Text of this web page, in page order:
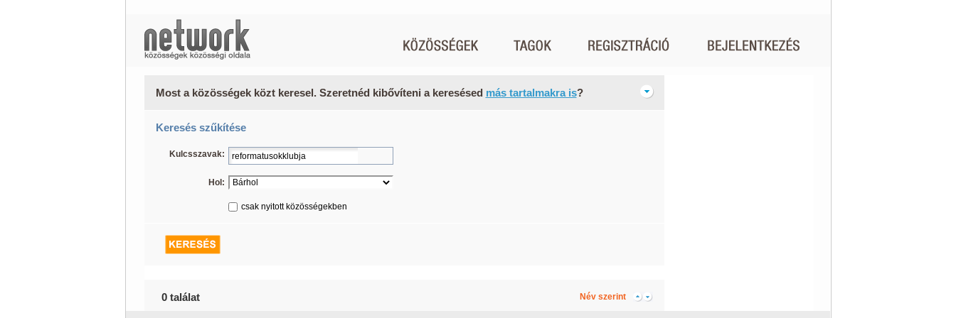
Most a közösségek közt keresel. Szeretnéd kibővíteni a keresésed más tartalmakra is?
Keresés szűkítése
Kulcsszavak:
Hol:
csak nyitott közösségekben
0 találat Név szerint